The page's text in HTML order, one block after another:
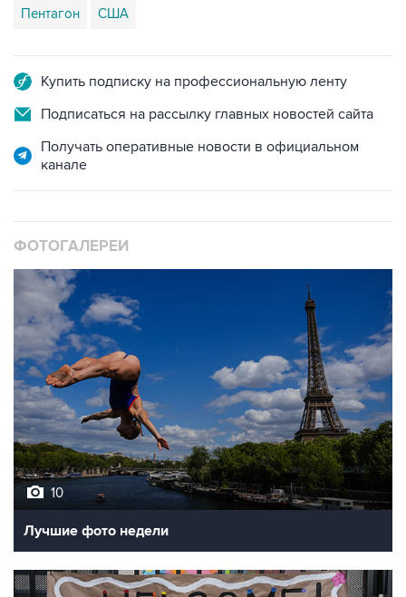
Подписаться на рассылку главных новостей сайта
Получать оперативные новости в официальном
10
Лучшие фото недели